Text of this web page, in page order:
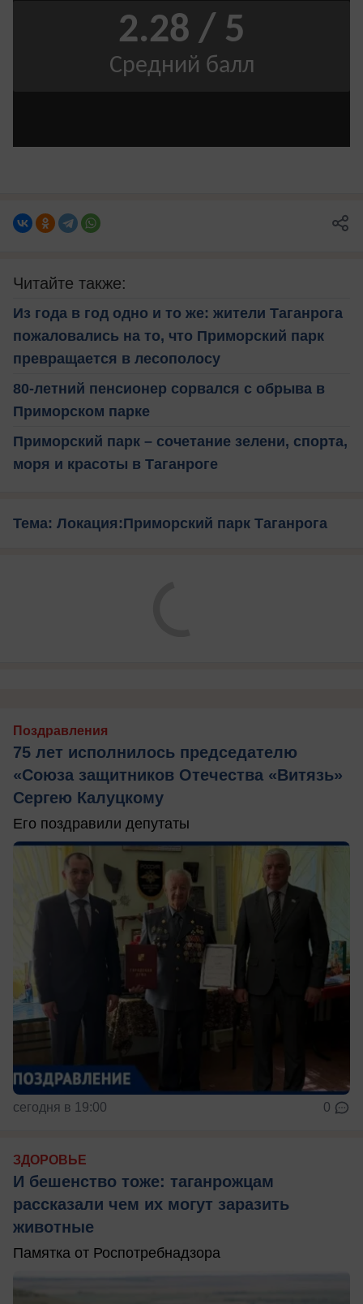
Читайте также:
Из года в год одно и то же: жители Таганрога
пожаловались на то, что Приморский парк
превращается в лесополосу
80-летний пенсионер сорвался с обрыва в
Приморском парке
Приморский парк – сочетание зелени, спорта,
моря и красоты в Таганроге
Тема: Локация:Приморский парк Таганрога
Поздравления
75 лет исполнилось председателю
«Союза защитников Отечества «Витязь»
Сергею Калуцкому
Его поздравили депутаты
сегодня в 19:00 0
ЗДОРОВЬЕ
И бешенство тоже: таганрожцам
рассказали чем их могут заразить
животные
Памятка от Роспотребнадзора